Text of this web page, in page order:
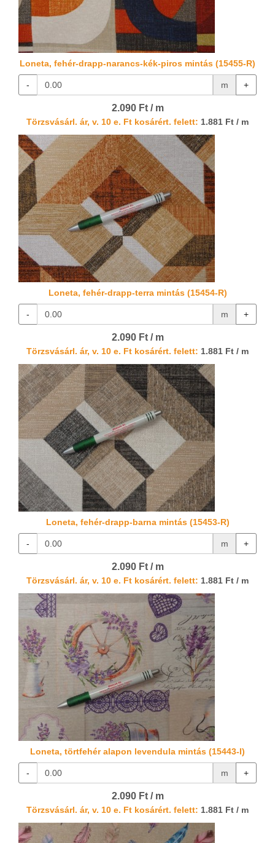
Loneta, fehér-drapp-narancs-kék-piros mintás (15455-R)
- m +
2.090 Ft / m
Törzsvásárl. ár, v. 10 e. Ft kosárért. felett: 1.881 Ft / m
Loneta, fehér-drapp-terra mintás (15454-R)
- m +
2.090 Ft / m
Törzsvásárl. ár, v. 10 e. Ft kosárért. felett: 1.881 Ft / m
Loneta, fehér-drapp-barna mintás (15453-R)
- m +
2.090 Ft / m
Törzsvásárl. ár, v. 10 e. Ft kosárért. felett: 1.881 Ft / m
Loneta, törtfehér alapon levendula mintás (15443-I)
- m +
2.090 Ft / m
Törzsvásárl. ár, v. 10 e. Ft kosárért. felett: 1.881 Ft / m